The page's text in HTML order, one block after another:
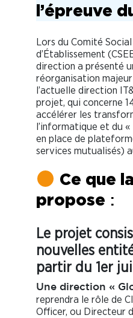
l’épreuve
Lors du Comité
d’Établissement
direction a présenté
réorganisation
l’actuelle direction
projet, qui concerne
accélérer les
l’informatique et du
en place de
services mutualisés)
Ce que
propose :
Le projet
nouvelles
partir du 1er
Une direction «
reprendra le rôle de
Officer, ou Directeur